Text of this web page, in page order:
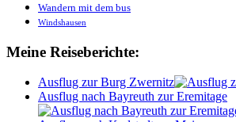
Wandern mit dem bus
Windshausen
Meine Reiseberichte:
Ausflug zur Burg Zwernitz
Ausflug nach Bayreuth zur Eremitage